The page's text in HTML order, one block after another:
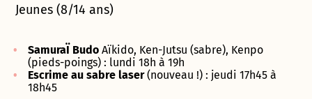
Jeunes (8/14 ans)
SamuraÏ Budo Aïkido, Ken-Jutsu (sabre), Kenpo
(pieds-poings) : lundi 18h à 19h
Escrime au sabre laser(nouveau !) : jeudi 17h45 à
18h45